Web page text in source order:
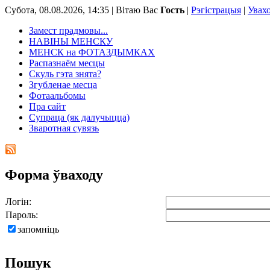
Субота, 08.08.2026, 14:35 | Вітаю Вас Гость | Рэгістрацыя |
Замест прадмовы...
НАВІНЫ МЕНСКУ
МЕНСК на ФОТАЗДЫМКАХ
Распазнаём месцы
Скуль гэта знята?
Згубленае месца
Фотаальбомы
Пра сайт
Супраца (як далучыцца)
Зваротная сувязь
Форма ўваходу
Логін:
Пароль:
запомніць
Пошук